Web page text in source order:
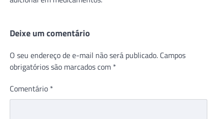
Deixe um comentário
O seu endereço de e-mail não será publicado. Campos
obrigatórios são marcados com *
Comentário *